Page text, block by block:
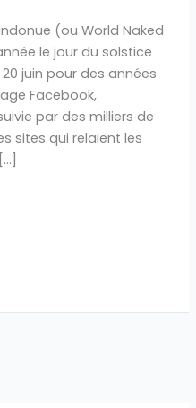
(ou World Naked
le jour du solstice
juin pour des années
Facebook,
par des milliers de
sites qui relaient les